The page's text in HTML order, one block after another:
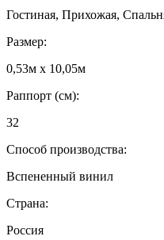
Гостиная, Прихожая,
Размер:
0,53м x 10,05м
Раппорт (см):
32
Способ производства:
Вспененный винил
Страна:
Россия